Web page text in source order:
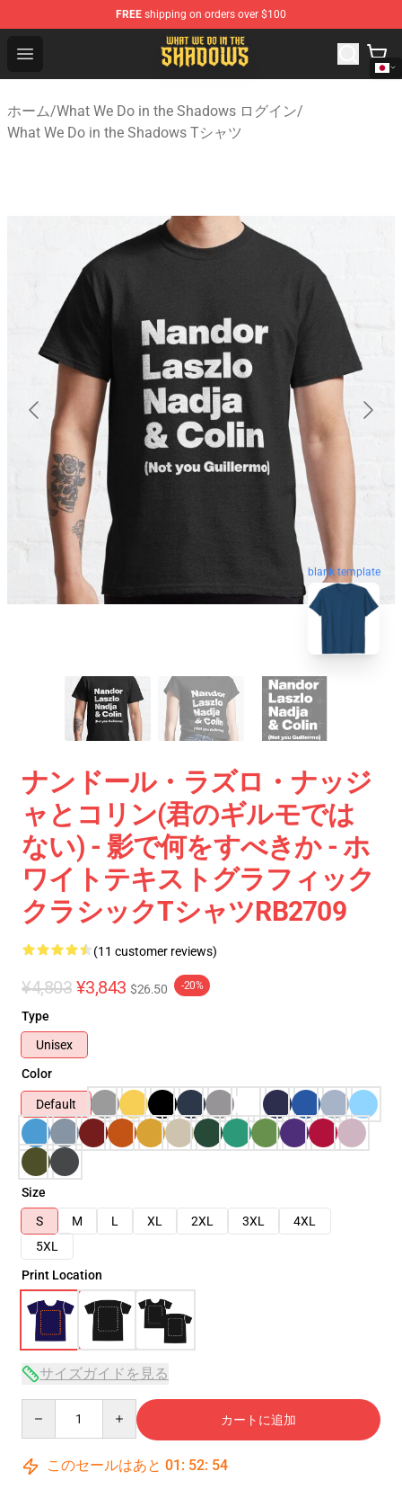
FREE shipping on orders over $100
Open menu
What We Do in the Shadows Shop - Official What We
ホーム/What We Do in the Shadows ログイン/
What We Do in the Shadows Tシャツ
blank template
ナンドール・ラズロ・ナッジ
ャとコリン(君のギルモでは
ない) - 影で何をすべきか - ホ
ワイトテキストグラフィック
クラシックTシャツRB2709
(11 customer reviews)
¥4,803 ¥3,843 $26.50 -20%
Type
Unisex
Color
Default
Size
S
M L XL 2XL 3XL
4XL
5XL
Print Location
サイズガイドを見る
カートに追加
このセールはあと 01 : 52: 54